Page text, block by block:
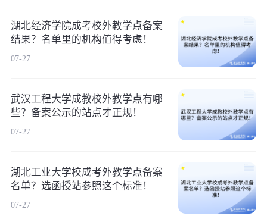
湖北经济学院成考校外教学点备案
结果？名单里的机构值得考虑！
07-27
武汉工程大学成教校外教学点有哪
些？备案公示的站点才正规！
07-27
湖北工业大学校成考外教学点备案
名单？选函授站参照这个标准！
07-27